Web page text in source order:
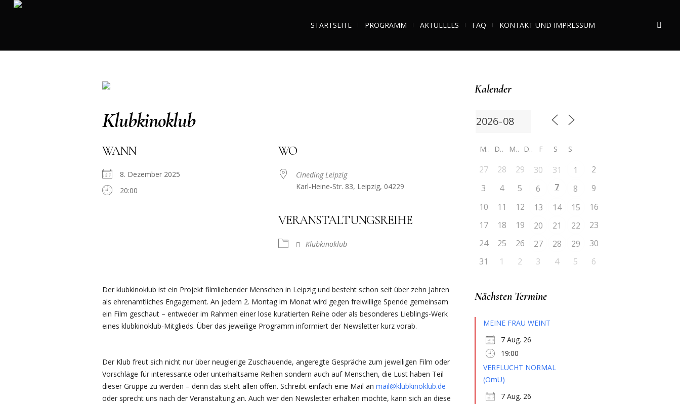
STARTSEITE PROGRAMM AKTUELLES FAQ KONTAKT UND IMPRESSUM
Klubkinoklub
WANN
8. Dezember 2025
20:00
WO
Cineding Leipzig
Karl-Heine-Str. 83, Leipzig, 04229
VERANSTALTUNGSREIHE
Klubkinoklub
Der klubkinoklub ist ein Projekt filmliebender Menschen in Leipzig und besteht schon seit über zehn Jahren
als ehrenamtliches Engagement. An jedem 2. Montag im Monat wird gegen freiwillige Spende gemeinsam
ein Film geschaut – entweder im Rahmen einer lose kuratierten Reihe oder als besonderes Lieblings-Werk
eines klubkinoklub-Mitglieds. Über das jeweilige Programm informiert der Newsletter kurz vorab.
Der Klub freut sich nicht nur über neugierige Zuschauende, angeregte Gespräche zum jeweiligen Film oder
Vorschläge für interessante oder unterhaltsame Reihen sondern auch auf Menschen, die Lust haben Teil
dieser Gruppe zu werden – denn das steht allen offen. Schreibt einfach eine Mail an mail@klubkinoklub.de
oder sprecht uns nach der Veranstaltung an. Auch wer den Newsletter erhalten möchte, kann sich an diese
Kalender
M D M D F S S
27 28 29 30 31 1
2
3
4 5 6 7 8
9
10
11 12 13 14 15
16
17
18 19 20 21 22
23
24
25 26 27 28 29
30
31
1 2 3 4 5 6
Nächsten Termine
MEINE FRAU WEINT
7 Aug. 26
19:00
VERFLUCHT NORMAL
(OmU)
7 Aug. 26